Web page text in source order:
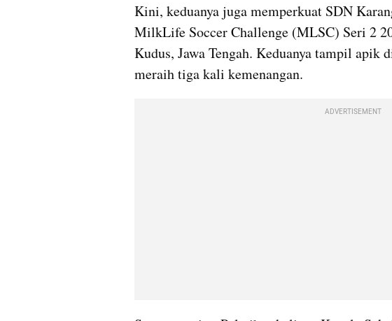
Kini, keduanya juga memperkuat SDN
MilkLife Soccer Challenge (MLSC) Seri 2
Kudus, Jawa Tengah. Keduanya tampil apik
meraih tiga kali kemenangan.
ADVERTISEMENT